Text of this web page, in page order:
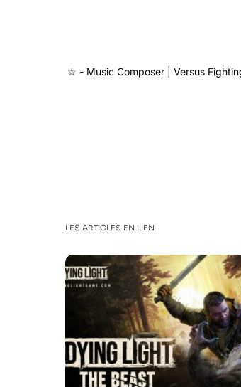
☆ - Music Composer | Versus
LES ARTICLES EN LIEN